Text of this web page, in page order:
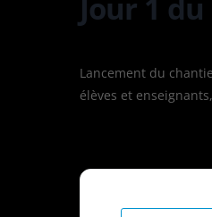
Jour 1
Lancement du
élèves et